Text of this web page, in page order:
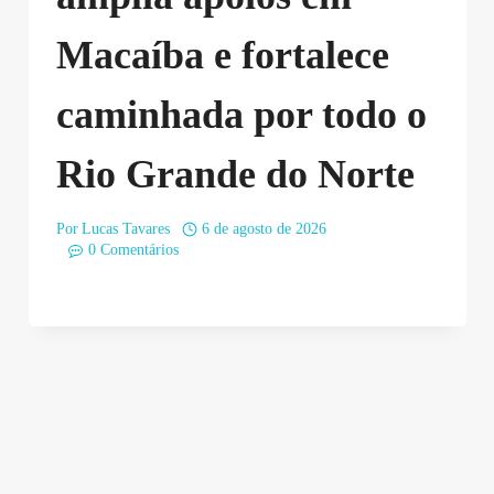
Macaíba e fortalece
caminhada por todo o
Rio Grande do Norte
Por Lucas Tavares
6 de agosto de 2026
0 Comentários